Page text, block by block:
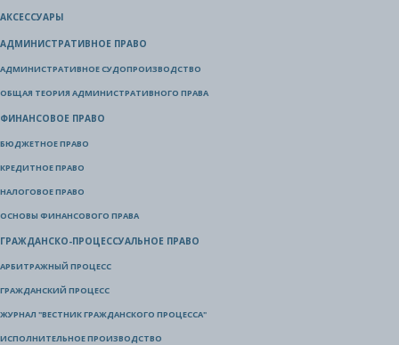
АКСЕССУАРЫ
АДМИНИСТРАТИВНОЕ ПРАВО
АДМИНИСТРАТИВНОЕ СУДОПРОИЗВОДСТВО
ОБЩАЯ ТЕОРИЯ АДМИНИСТРАТИВНОГО ПРАВА
ФИНАНСОВОЕ ПРАВО
БЮДЖЕТНОЕ ПРАВО
КРЕДИТНОЕ ПРАВО
НАЛОГОВОЕ ПРАВО
ОСНОВЫ ФИНАНСОВОГО ПРАВА
ГРАЖДАНСКО-ПРОЦЕССУАЛЬНОЕ ПРАВО
АРБИТРАЖНЫЙ ПРОЦЕСС
ГРАЖДАНСКИЙ ПРОЦЕСС
ЖУРНАЛ "ВЕСТНИК ГРАЖДАНСКОГО ПРОЦЕССА"
ИСПОЛНИТЕЛЬНОЕ ПРОИЗВОДСТВО